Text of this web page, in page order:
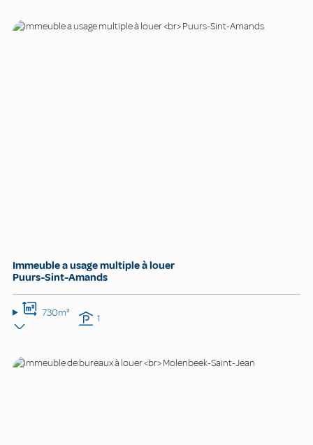
Immeuble a usage multiple à louer
Puurs-Sint-Amands
730m² 1